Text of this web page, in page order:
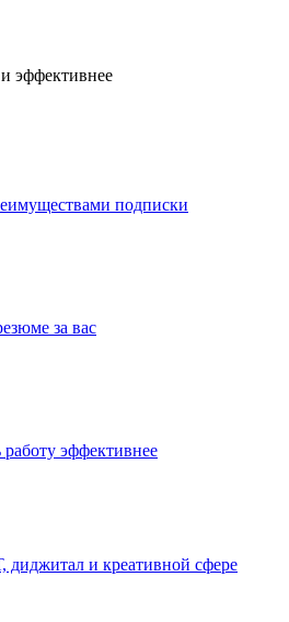
эффективнее
подписки
за вас
работу эффективнее
диджитал и креативной сфере